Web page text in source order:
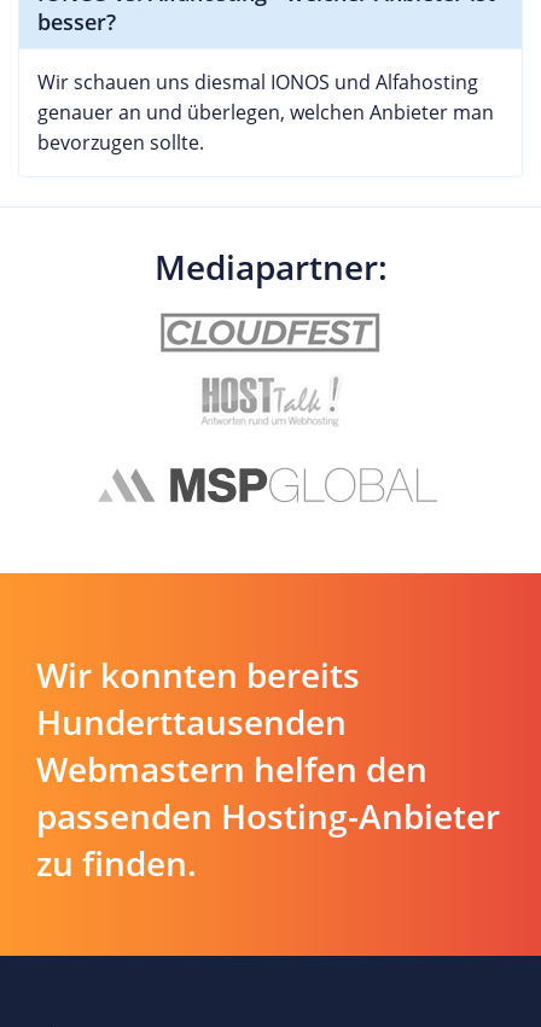
besser?
Wir schauen uns diesmal IONOS und Alfahosting
genauer an und überlegen, welchen Anbieter man
bevorzugen sollte.
Mediapartner:
Wir konnten bereits
Hunderttausenden
Webmastern helfen den
passenden Hosting-Anbieter
zu finden.